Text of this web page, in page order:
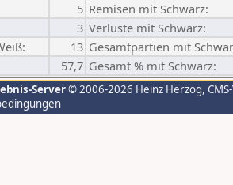
5 Remisen mit Schwarz:
3 Verluste mit Schwarz:
13 Gesamtpartien mit
57,7 Gesamt % mit Schwarz:
Server© 2006-2026 Heinz Herzog,